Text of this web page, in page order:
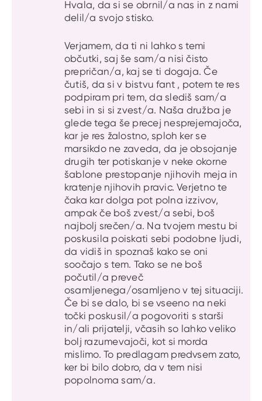
Hvala, da si se obrnil/a nas in z nami
delil/a svojo stisko.
Verjamem, da ti ni lahko s temi
občutki, saj še sam/a nisi čisto
prepričan/a, kaj se ti dogaja. Če
čutiš, da si v bistvu fant , potem te res
podpiram pri tem, da slediš sam/a
sebi in si si zvest/a. Naša družba je
glede tega še precej nesprejemajoča,
kar je res žalostno, sploh ker se
marsikdo ne zaveda, da je obsojanje
drugih ter potiskanje v neke okorne
šablone prestopanje njihovih meja in
kratenje njihovih pravic. Verjetno te
čaka kar dolga pot polna izzivov,
ampak če boš zvest/a sebi, boš
najbolj srečen/a. Na tvojem mestu bi
poskusila poiskati sebi podobne ljudi,
da vidiš in spoznaš kako se oni
soočajo s tem. Tako se ne boš
počutil/a preveč
osamljenega/osamljeno v tej situaciji.
Če bi se dalo, bi se vseeno na neki
točki poskusil/a pogovoriti s starši
in/ali prijatelji, včasih so lahko veliko
bolj razumevajoči, kot si morda
mislimo. To predlagam predvsem zato,
ker bi bilo dobro, da v tem nisi
popolnoma sam/a.